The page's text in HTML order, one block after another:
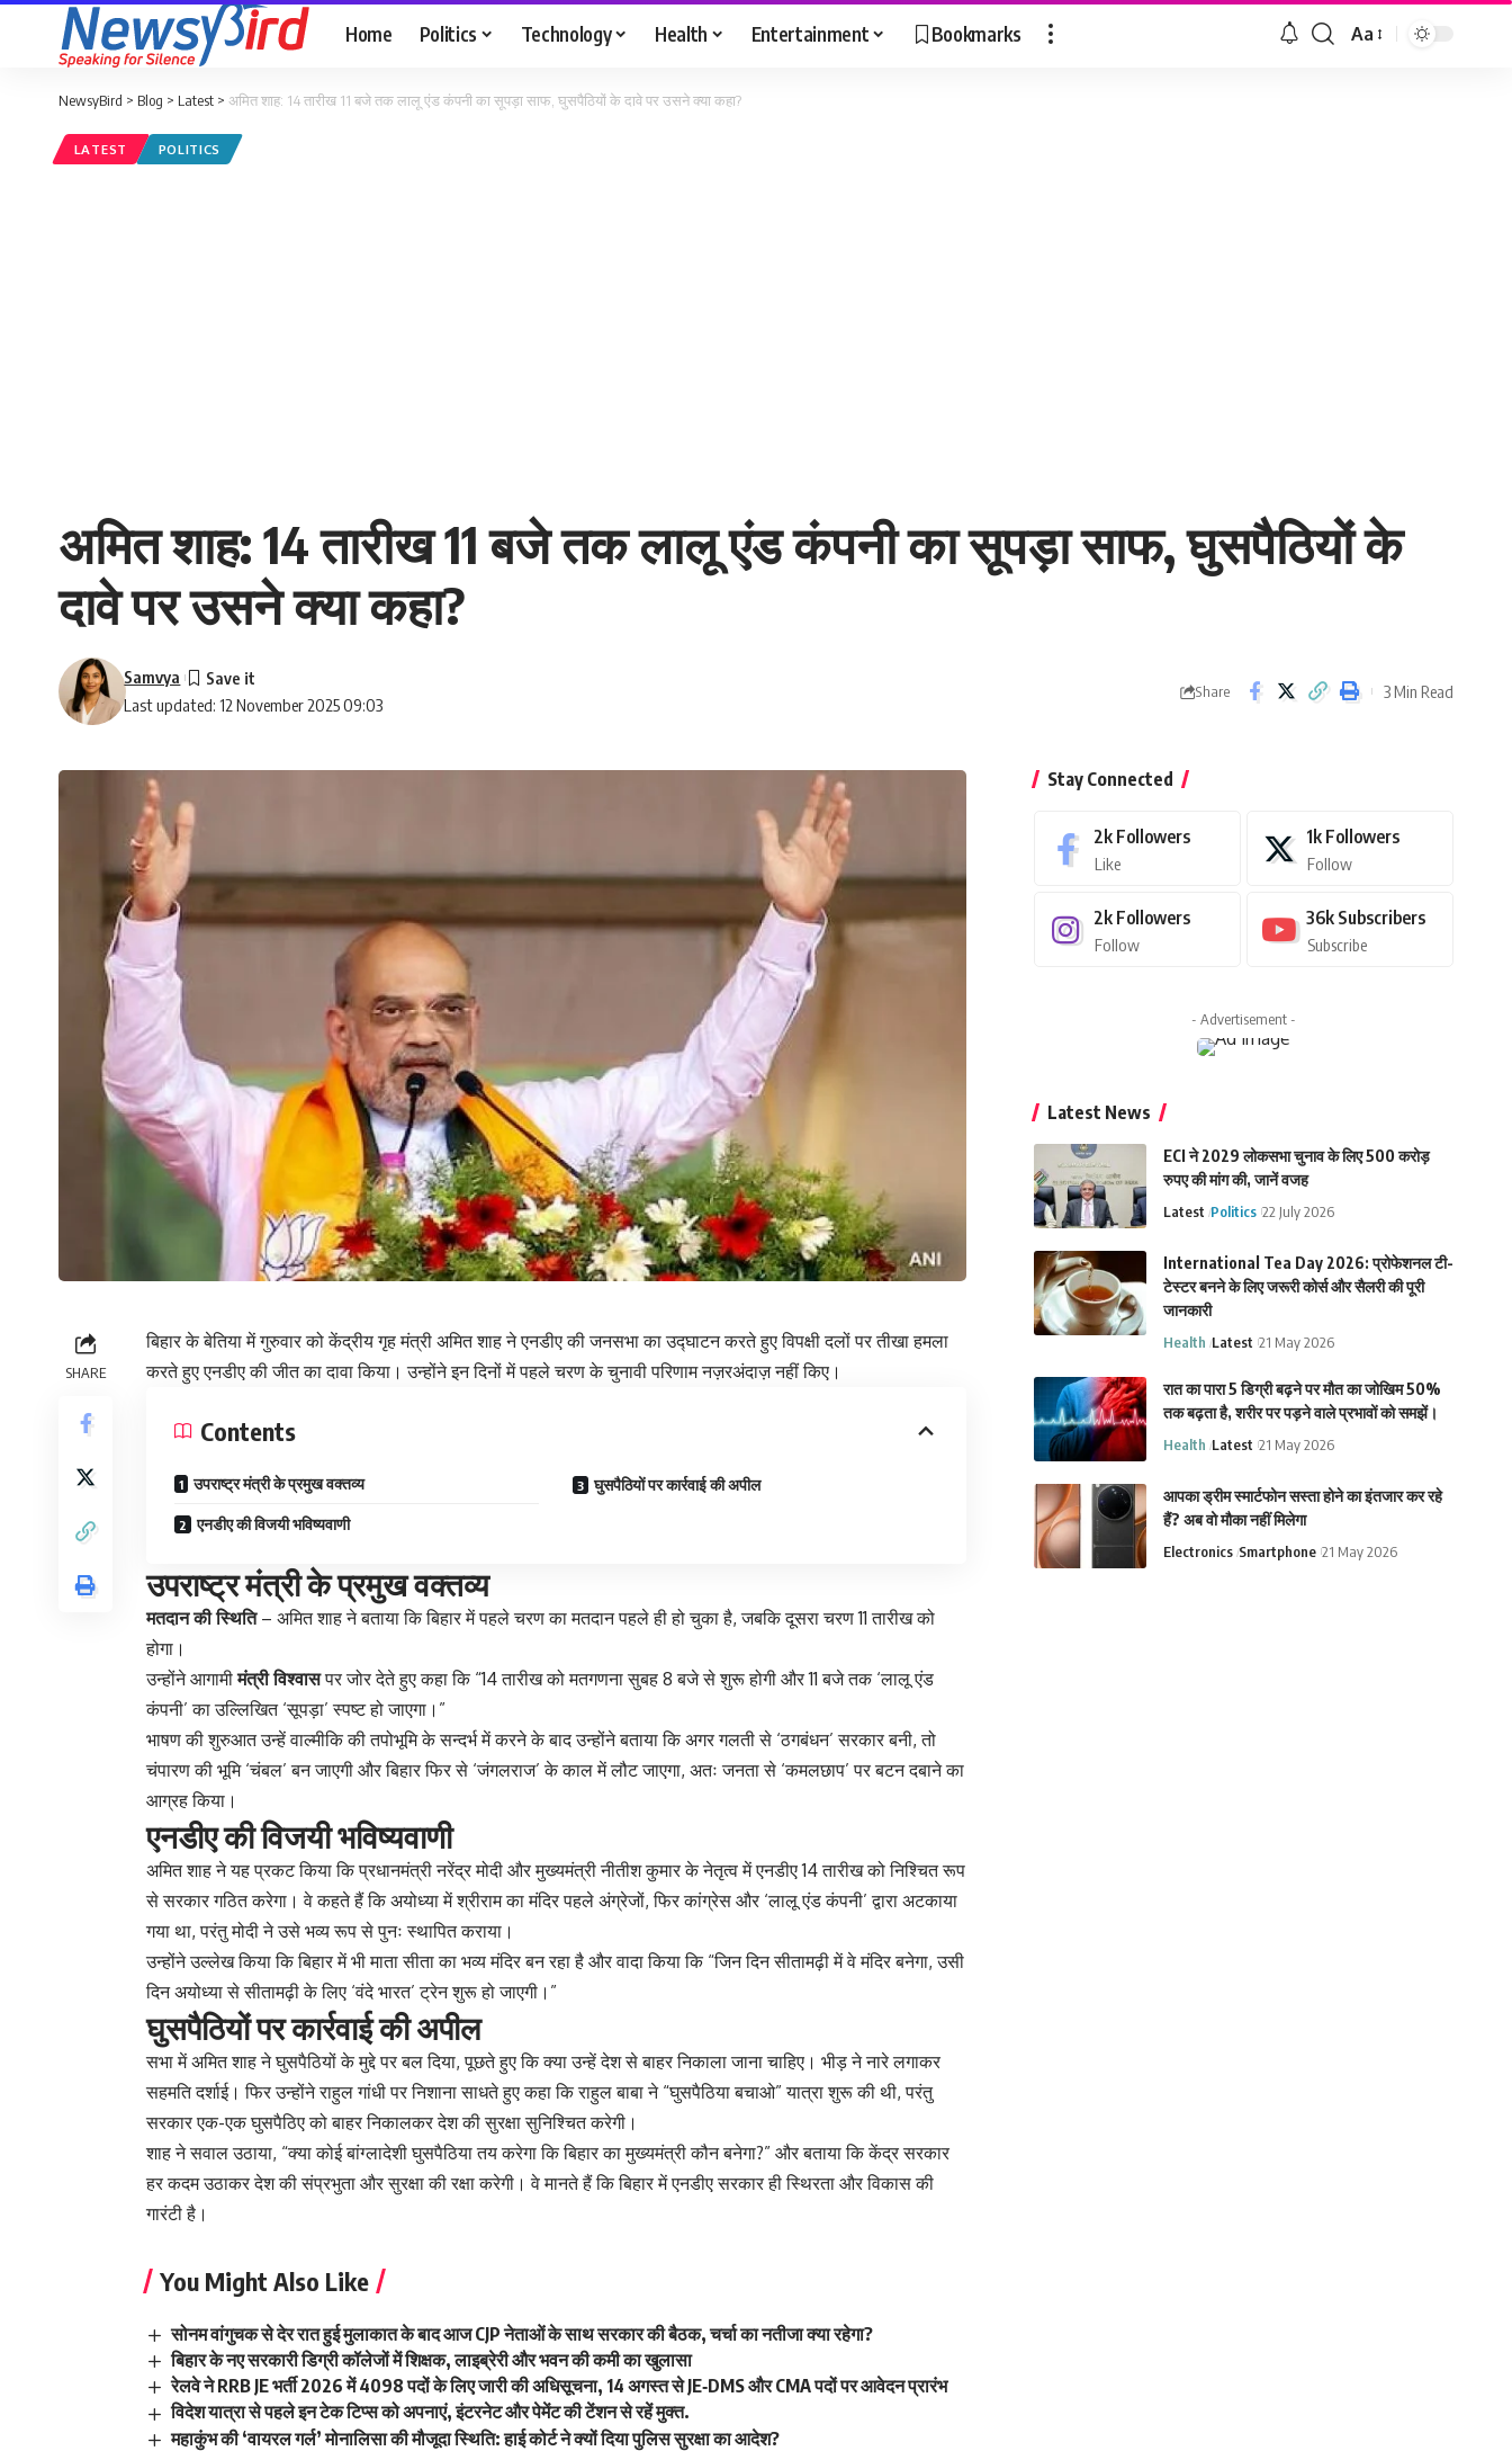
Home Politics Technology Health Entertainment Bookmarks Aa
NewsyBird > Blog > Latest > अमित शाह: 14 तारीख 11 बजे तक लालू एंड कंपनी का सूपड़ा साफ, घुसपैठियों के दावे पर उसने क्या कहा?
LATEST POLITICS
अमित शाह: 14 तारीख 11 बजे तक लालू एंड कंपनी का सूपड़ा साफ, घुसपैठियों के
दावे पर उसने क्या कहा?
Last updated: 12 November 2025 09:03
Samvya
Share 3 Min Read
SHARE
बिहार के बेतिया में गुरुवार को केंद्रीय गृह मंत्री अमित शाह ने एनडीए की जनसभा का उद्घाटन करते हुए विपक्षी दलों पर तीखा हमला
करते हुए एनडीए की जीत का दावा किया। उन्होंने इन दिनों में पहले चरण के चुनावी परिणाम नज़रअंदाज़ नहीं किए।
Contents
उपराष्ट्र मंत्री के प्रमुख वक्तव्य
एनडीए की विजयी भविष्यवाणी
घुसपैठियों पर कार्रवाई की अपील
उपराष्ट्र मंत्री के प्रमुख वक्तव्य
मतदान की स्थिति– अमित शाह ने बताया कि बिहार में पहले चरण का मतदान पहले ही हो चुका है, जबकि दूसरा चरण 11 तारीख को
होगा।
उन्होंने आगामीमंत्री विश्वासपर जोर देते हुए कहा कि “14 तारीख को मतगणना सुबह 8 बजे से शुरू होगी और 11 बजे तक ‘लालू एंड
कंपनी’ का उल्लिखित ‘सूपड़ा’ स्पष्ट हो जाएगा।”
भाषण की शुरुआत उन्हें वाल्मीकि की तपोभूमि के सन्दर्भ में करने के बाद उन्होंने बताया कि अगर गलती से ‘ठगबंधन’ सरकार बनी, तो
चंपारण की भूमि ‘चंबल’ बन जाएगी और बिहार फिर से ‘जंगलराज’ के काल में लौट जाएगा, अतः जनता से ‘कमलछाप’ पर बटन दबाने का
आग्रह किया।
एनडीए की विजयी भविष्यवाणी
अमित शाह ने यह प्रकट किया कि प्रधानमंत्री नरेंद्र मोदी और मुख्यमंत्री नीतीश कुमार के नेतृत्व में एनडीए 14 तारीख को निश्चित रूप
से सरकार गठित करेगा। वे कहते हैं कि अयोध्या में श्रीराम का मंदिर पहले अंग्रेजों, फिर कांग्रेस और ‘लालू एंड कंपनी’ द्वारा अटकाया
गया था, परंतु मोदी ने उसे भव्य रूप से पुनः स्थापित कराया।
उन्होंने उल्लेख किया कि बिहार में भी माता सीता का भव्य मंदिर बन रहा है और वादा किया कि “जिन दिन सीतामढ़ी में वे मंदिर बनेगा, उसी
दिन अयोध्या से सीतामढ़ी के लिए ‘वंदे भारत’ ट्रेन शुरू हो जाएगी।”
घुसपैठियों पर कार्रवाई की अपील
सभा में अमित शाह ने घुसपैठियों के मुद्दे पर बल दिया, पूछते हुए कि क्या उन्हें देश से बाहर निकाला जाना चाहिए। भीड़ ने नारे लगाकर
सहमति दर्शाई। फिर उन्होंने राहुल गांधी पर निशाना साधते हुए कहा कि राहुल बाबा ने “घुसपैठिया बचाओ” यात्रा शुरू की थी, परंतु
सरकार एक-एक घुसपैठिए को बाहर निकालकर देश की सुरक्षा सुनिश्चित करेगी।
शाह ने सवाल उठाया, “क्या कोई बांग्लादेशी घुसपैठिया तय करेगा कि बिहार का मुख्यमंत्री कौन बनेगा?” और बताया कि केंद्र सरकार
हर कदम उठाकर देश की संप्रभुता और सुरक्षा की रक्षा करेगी। वे मानते हैं कि बिहार में एनडीए सरकार ही स्थिरता और विकास की
गारंटी है।
You Might Also Like
सोनम वांगुचक से देर रात हुई मुलाकात के बाद आज CJP नेताओं के साथ सरकार की बैठक, चर्चा का नतीजा क्या रहेगा?
बिहार के नए सरकारी डिग्री कॉलेजों में शिक्षक, लाइब्रेरी और भवन की कमी का खुलासा
रेलवे ने RRB JE भर्ती 2026 में 4098 पदों के लिए जारी की अधिसूचना, 14 अगस्त से JE‑DMS और CMA पदों पर आवेदन प्रारंभ
विदेश यात्रा से पहले इन टेक टिप्स को अपनाएं, इंटरनेट और पेमेंट की टेंशन से रहें मुक्त.
महाकुंभ की ‘वायरल गर्ल’ मोनालिसा की मौजूदा स्थिति: हाई कोर्ट ने क्यों दिया पुलिस सुरक्षा का आदेश?
Stay Connected
2k Followers
Like
1k Followers
Follow
2k Followers
Follow
36k Subscribers
Subscribe
- Advertisement -
Latest News
ECI ने 2029 लोकसभा चुनाव के लिए 500 करोड़
रुपए की मांग की, जानें वजह
Latest Politics 22 July 2026
International Tea Day 2026: प्रोफेशनल टी-
टेस्टर बनने के लिए जरूरी कोर्स और सैलरी की पूरी
जानकारी
Health Latest 21 May 2026
रात का पारा 5 डिग्री बढ़ने पर मौत का जोखिम 50%
तक बढ़ता है, शरीर पर पड़ने वाले प्रभावों को समझें।
Health Latest 21 May 2026
आपका ड्रीम स्मार्टफोन सस्ता होने का इंतजार कर रहे
हैं? अब वो मौका नहीं मिलेगा
Electronics Smartphone 21 May 2026